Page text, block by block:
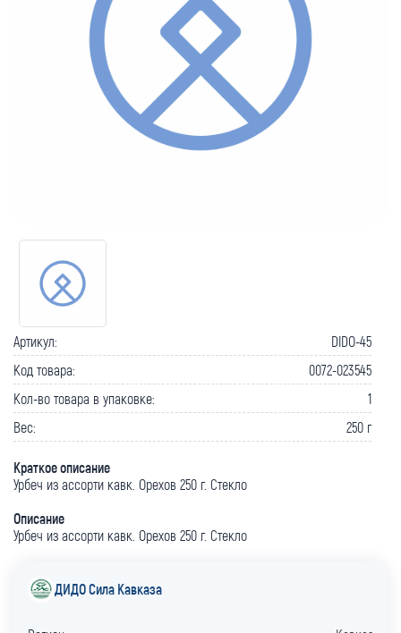
Артикул:
DIDO-45
Код товара:
0072-023545
Кол-во товара в упаковке:
1
Вес:
250 г
Краткое описание
Урбеч из ассорти кавк. Орехов 250 г. Стекло
Описание
Урбеч из ассорти кавк. Орехов 250 г. Стекло
ДИДО Сила Кавказа